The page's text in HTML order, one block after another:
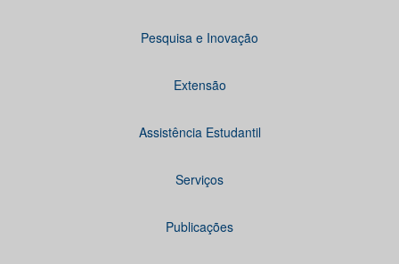
Pesquisa e Inovação
Extensão
Assistência Estudantil
Serviços
Publicações